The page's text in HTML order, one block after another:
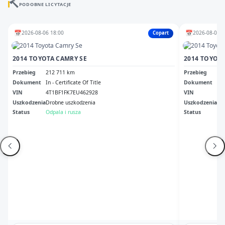
PODOBNE LICYTACJE
📅2026-08-06 18:00 Copart
2014 TOYOTA CAMRY SE
Przebieg
212 711 km
Dokument
In - Certificate Of Title
VIN
4T1BF1FK7EU462928
UszkodzeniaDrobne uszkodzenia
Status
Odpala i rusza
📅2026-08-07
2014
Przebieg
Dokument
VIN
Uszkodzenia
Status